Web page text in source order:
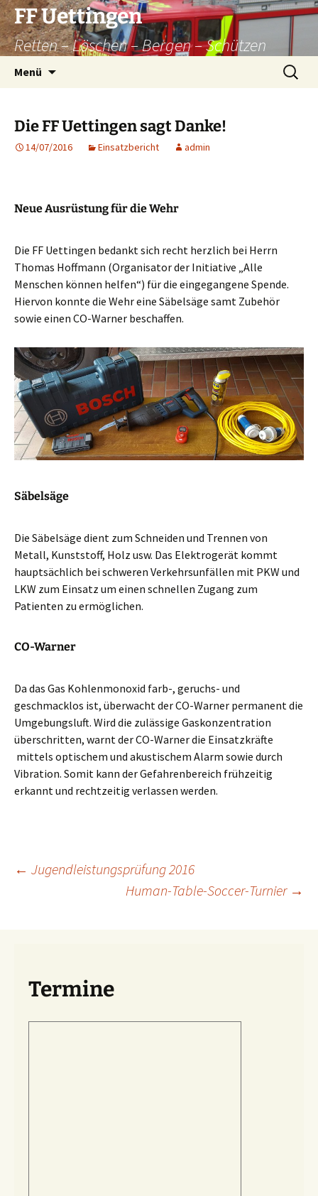
Zum
Inhalt
springen
FF Uettingen
Retten – Löschen – Bergen – Schützen
Menü
Suchen
nach:
Die FF Uettingen sagt Danke!
14/07/2016 Einsatzbericht admin
Neue Ausrüstung für die Wehr
Die FF Uettingen bedankt sich recht herzlich bei Herrn
Thomas Hoffmann (Organisator der Initiative „Alle
Menschen können helfen“) für die eingegangene Spende.
Hiervon konnte die Wehr eine Säbelsäge samt Zubehör
sowie einen CO-Warner beschaffen.
Säbelsäge
Die Säbelsäge dient zum Schneiden und Trennen von
Metall, Kunststoff, Holz usw. Das Elektrogerät kommt
hauptsächlich bei schweren Verkehrsunfällen mit PKW und
LKW zum Einsatz um einen schnellen Zugang zum
Patienten zu ermöglichen.
CO-Warner
Da das Gas Kohlenmonoxid farb-, geruchs- und
geschmacklos ist, überwacht der CO-Warner permanent die
Umgebungsluft. Wird die zulässige Gaskonzentration
überschritten, warnt der CO-Warner die Einsatzkräfte
mittels optischem und akustischem Alarm sowie durch
Vibration. Somit kann der Gefahrenbereich frühzeitig
erkannt und rechtzeitig verlassen werden.
Beitragsnavigation
← Jugendleistungsprüfung 2016
Human-Table-Soccer-Turnier →
Termine